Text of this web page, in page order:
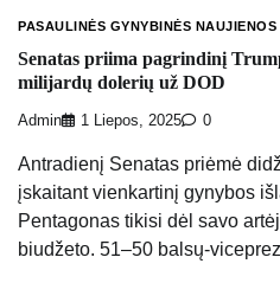
PASAULINĖS GYNYBINĖS NAUJIENOS
Senatas priima pagrindinį
milijardų dolerių už DOD
Admin 1 Liepos, 2025 0
Antradienį Senatas priėmė
įskaitant vienkartinį gynybos
Pentagonas tikisi dėl savo
biudžeto. 51–50 balsų-